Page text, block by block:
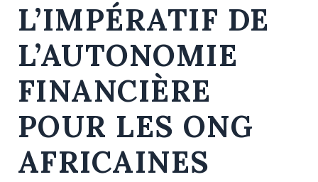
L’IMPÉRATIF DE
L’AUTONOMIE
FINANCIÈRE
POUR LES ONG
AFRICAINES